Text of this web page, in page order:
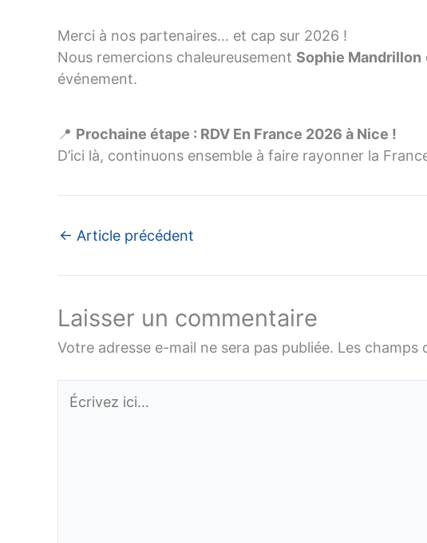
Merci à nos partenaires… et cap sur 2026 !
Nous remercions chaleureusement Sophie Mandrillon
événement.
📍 Prochaine étape : RDV En France 2026 à Nice !
D’ici là, continuons ensemble à faire rayonner la
← Article précédent
Laisser un commentaire
Votre adresse e-mail ne sera pas publiée. Les champs
Écrivez
ici…